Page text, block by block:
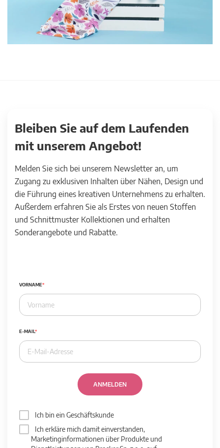
Bleiben Sie auf dem Laufenden
mit unserem Angebot!
Melden Sie sich bei unserem Newsletter an, um
Zugang zu exklusiven Inhalten über Nähen, Design und
die Führung eines kreativen Unternehmens zu erhalten.
Außerdem erfahren Sie als Erstes von neuen Stoffen
und Schnittmuster Kollektionen und erhalten
Sonderangebote und Rabatte.
VORNAME
E-MAIL
ANMELDEN
Ich bin ein Geschäftskunde
Ich erkläre mich damit einverstanden,
Marketinginformationen über Produkte und